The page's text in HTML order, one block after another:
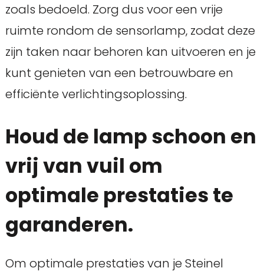
zoals bedoeld. Zorg dus voor een vrije
ruimte rondom de sensorlamp, zodat deze
zijn taken naar behoren kan uitvoeren en je
kunt genieten van een betrouwbare en
efficiënte verlichtingsoplossing.
Houd de lamp schoon en
vrij van vuil om
optimale prestaties te
garanderen.
Om optimale prestaties van je Steinel